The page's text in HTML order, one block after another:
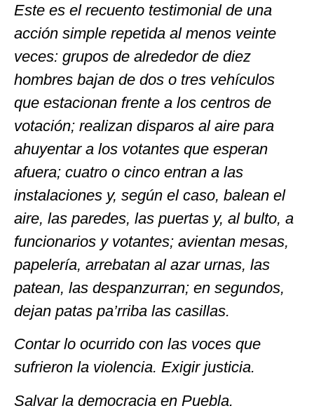
Este es el recuento testimonial de una
acción simple repetida al menos veinte
veces: grupos de alrededor de diez
hombres bajan de dos o tres vehículos
que estacionan frente a los centros de
votación; realizan disparos al aire para
ahuyentar a los votantes que esperan
afuera; cuatro o cinco entran a las
instalaciones y, según el caso, balean el
aire, las paredes, las puertas y, al bulto, a
funcionarios y votantes; avientan mesas,
papelería, arrebatan al azar urnas, las
patean, las despanzurran; en segundos,
dejan patas pa’rriba las casillas.
Contar lo ocurrido con las voces que
sufrieron la violencia. Exigir justicia.
Salvar la democracia en Puebla.